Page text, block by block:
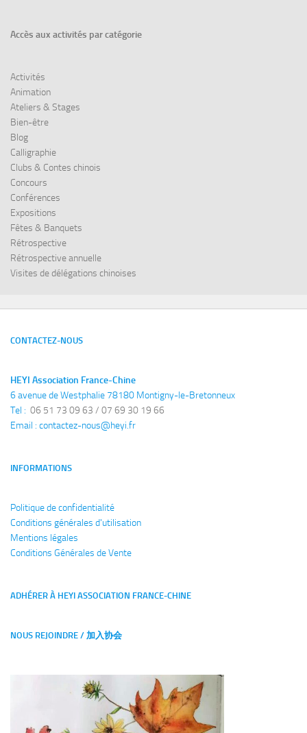
Accès aux activités par catégorie
Activités
Animation
Ateliers & Stages
Bien-être
Blog
Calligraphie
Clubs & Contes chinois
Concours
Conférences
Expositions
Fêtes & Banquets
Rétrospective
Rétrospective annuelle
Visites de délégations chinoises
CONTACTEZ-NOUS
HEYI Association France-Chine
6 avenue de Westphalie 78180 Montigny-le-Bretonneux
Tel : 06 51 73 09 63 / 07 69 30 19 66
Email : contactez-nous@heyi.fr
INFORMATIONS
Politique de confidentialité
Conditions générales d'utilisation
Mentions légales
Conditions Générales de Vente
ADHÉRER À HEYI ASSOCIATION FRANCE-CHINE
NOUS REJOINDRE / 加入协会